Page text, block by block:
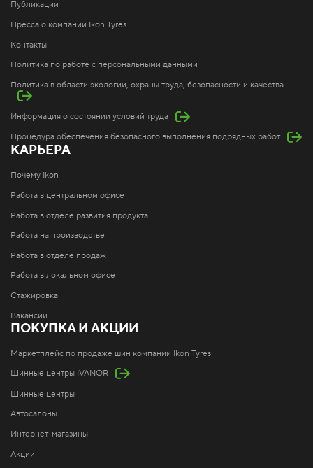
Публикации
Пресса о компании Ikon Tyres
Контакты
Политика по работе с персональными данными
Политика в области экологии, охраны труда, безопасности и качества
Информация о состоянии условий труда
Процедура обеспечения безопасного выполнения подрядных работ
КАРЬЕРА
Почему Ikon
Работа в центральном офисе
Работа в отделе развития продукта
Работа на производстве
Работа в отделе продаж
Работа в локальном офисе
Стажировка
Вакансии
ПОКУПКА И АКЦИИ
Маркетплейс по продаже шин компании Ikon Tyres
Шинные центры IVANOR
Шинные центры
Автосалоны
Интернет-магазины
Акции